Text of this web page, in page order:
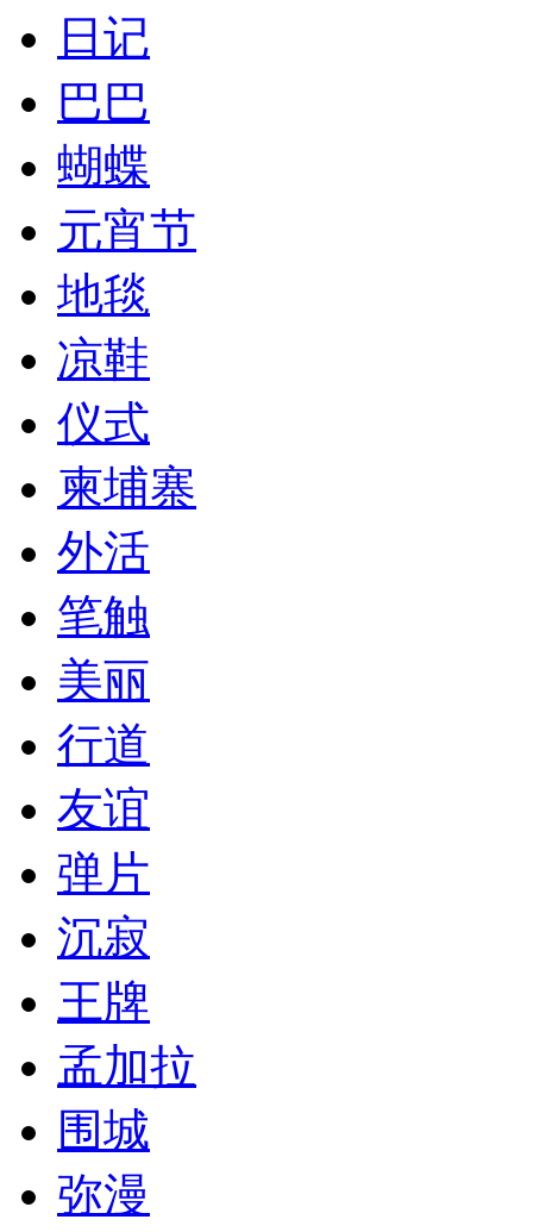
日记
巴巴
蝴蝶
元宵节
地毯
凉鞋
仪式
柬埔寨
外活
笔触
美丽
行道
友谊
弹片
沉寂
王牌
孟加拉
围城
弥漫